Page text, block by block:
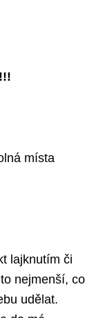
místa
lajknutím či
nejmenší, co
udělat.